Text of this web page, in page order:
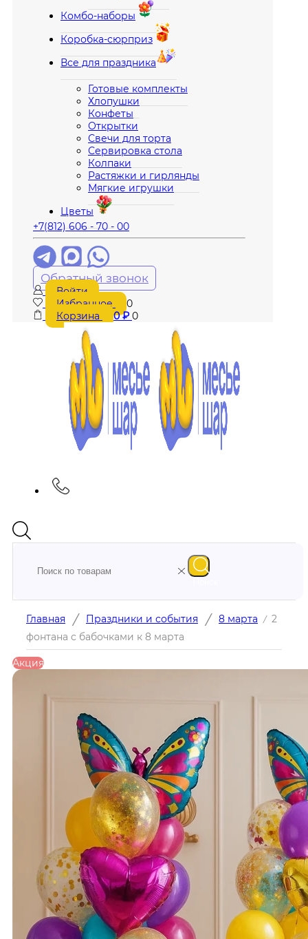
Комбо-наборы
Коробка-сюрприз
Все для праздника
Готовые комплекты
Хлопушки
Конфеты
Открытки
Свечи для торта
Сервировка стола
Колпаки
Растяжки и гирлянды
Мягкие игрушки
Цветы
+7(812) 606 - 70 - 00
Обратный звонок
Войти
Избранное
0
Корзина
0₽ 0
Главная / Праздники и события / 8 марта / 2
фонтана с бабочками к 8 марта
Акция